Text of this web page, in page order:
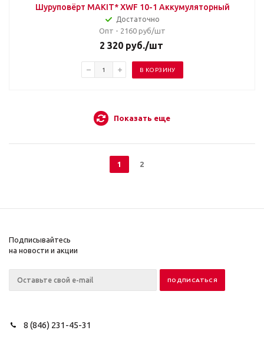
Шуруповёрт MAKIT* XWF 10-1 Аккумуляторный
Достаточно
Опт - 2160 руб/шт
2 320руб./шт
В КОРЗИНУ
Показать еще
1 2
Подписывайтесь
на новости и акции
8 (846) 231-45-31